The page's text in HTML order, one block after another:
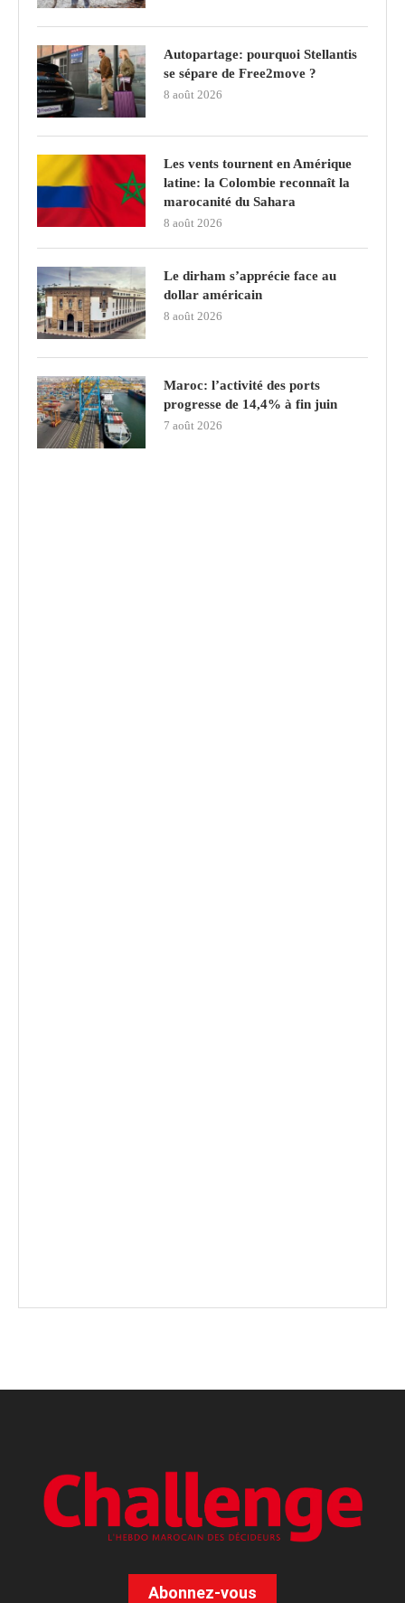
Autopartage: pourquoi Stellantis
se sépare de Free2move ?
8 août 2026
Les vents tournent en Amérique
latine: la Colombie reconnaît la
marocanité du Sahara
8 août 2026
Le dirham s’apprécie face au
dollar américain
8 août 2026
Maroc: l’activité des ports
progresse de 14,4% à fin juin
7 août 2026
Abonnez-vous